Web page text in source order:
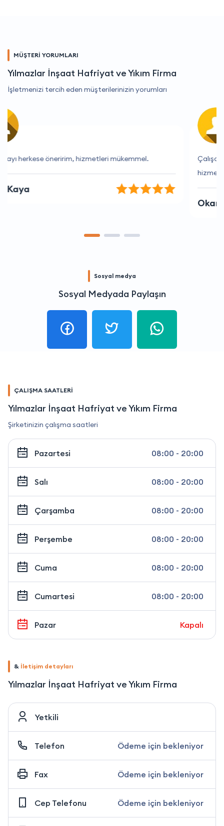
MÜŞTERİ YORUMLARI
Yılmazlar İnşaat Hafriyat ve Yıkım Firma
İşletmenizi tercih eden müşterilerinizin yorumları
Çalışanlar çok yardımcı oluyor ve her zaman güleryüzle
hizmet ediyorlar.
Sosyal medya
Sosyal Medyada Paylaşın
ÇALIŞMA SAATLERİ
Yılmazlar İnşaat Hafriyat ve Yıkım Firma
Şirketinizin çalışma saatleri
Pazartesi 08:00 - 20:00
Salı 08:00 - 20:00
Çarşamba 08:00 - 20:00
Perşembe 08:00 - 20:00
Cuma 08:00 - 20:00
Cumartesi 08:00 - 20:00
Pazar Kapalı
& İletişim detayları
Yılmazlar İnşaat Hafriyat ve Yıkım Firma
Yetkili
Telefon Ödeme için bekleniyor
Fax Ödeme için bekleniyor
Cep Telefonu Ödeme için bekleniyor